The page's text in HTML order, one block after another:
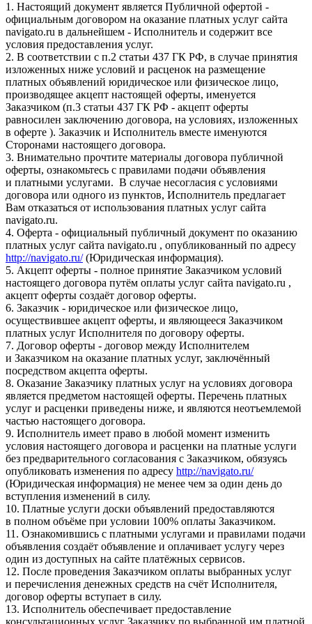
1. Настоящий документ является Публичной офертой -
официальным договором на оказание платных услуг сайта
navigato.ru в дальнейшем - Исполнитель и содержит все
условия предоставления услуг.
2. В соответствии с п.2 статьи 437 ГК РФ, в случае принятия
изложенных ниже условий и расценок на размещение
платных объявлений юридическое или физическое лицо,
производящее акцепт настоящей оферты, именуется
Заказчиком (п.3 статьи 437 ГК РФ - акцепт оферты
равносилен заключению договора, на условиях, изложенных
в оферте ). Заказчик и Исполнитель вместе именуются
Сторонами настоящего договора.
3. Внимательно прочтите материалы договора публичной
оферты, ознакомьтесь с правилами подачи объявления
и платными услугами. В случае несогласия с условиями
договора или одного из пунктов, Исполнитель предлагает
Вам отказаться от использования платных услуг сайта
navigato.ru.
4. Оферта - официальный публичный документ по оказанию
платных услуг сайта navigato.ru , опубликованный по адресу
http://navigato.ru/(Юридическая информация).
5. Акцепт оферты - полное принятие Заказчиком условий
настоящего договора путём оплаты услуг сайта navigato.ru ,
акцепт оферты создаёт договор оферты.
6. Заказчик - юридическое или физическое лицо,
осуществившее акцепт оферты, и являющееся Заказчиком
платных услуг Исполнителя по договору оферты.
7. Договор оферты - договор между Исполнителем
и Заказчиком на оказание платных услуг, заключённый
посредством акцепта оферты.
8. Оказание Заказчику платных услуг на условиях договора
является предметом настоящей оферты. Перечень платных
услуг и расценки приведены ниже, и являются неотъемлемой
частью настоящего договора.
9. Исполнитель имеет право в любой момент изменить
условия настоящего договора и расценки на платные услуги
без предварительного согласования с Заказчиком, обязуясь
опубликовать изменения по адресу http://navigato.ru/
(Юридическая информация) не менее чем за один день до
вступления изменений в силу.
10. Платные услуги доски объявлений предоставляются
в полном объёме при условии 100% оплаты Заказчиком.
11. Ознакомившись с платными услугами и правилами подачи
объявления создаёт объявление и оплачивает услугу через
один из доступных на сайте платёжных сервисов.
12. После проведения Заказчиком оплаты выбранных услуг
и перечисления денежных средств на счёт Исполнителя,
договор оферты вступает в силу.
13. Исполнитель обеспечивает предоставление